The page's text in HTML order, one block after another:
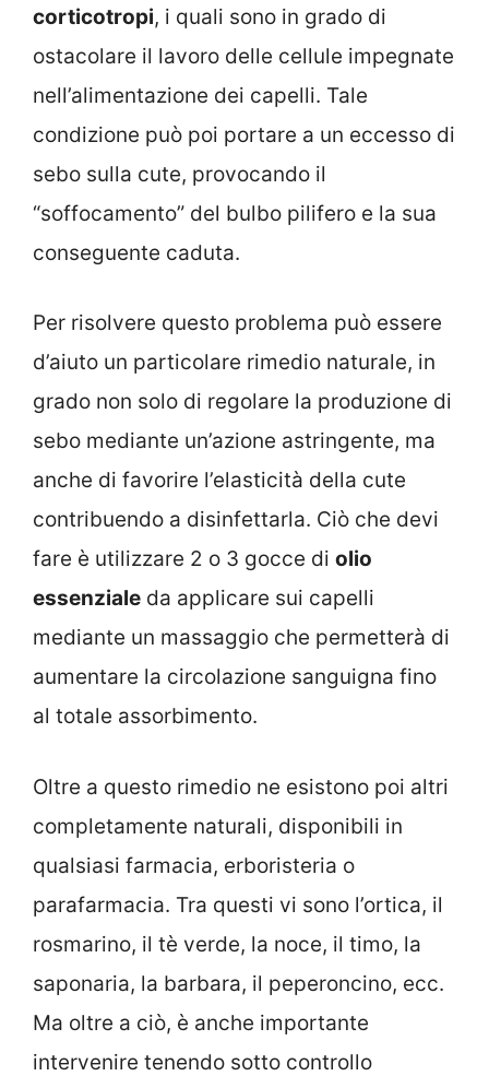
corticotropi, i quali sono in grado di
ostacolare il lavoro delle cellule impegnate
nell’alimentazione dei capelli. Tale
condizione può poi portare a un eccesso di
sebo sulla cute, provocando il
“soffocamento” del bulbo pilifero e la sua
conseguente caduta.
Per risolvere questo problema può essere
d’aiuto un particolare rimedio naturale, in
grado non solo di regolare la produzione di
sebo mediante un’azione astringente, ma
anche di favorire l’elasticità della cute
contribuendo a disinfettarla. Ciò che devi
fare è utilizzare 2 o 3 gocce di olio
essenziale da applicare sui capelli
mediante un massaggio che permetterà di
aumentare la circolazione sanguigna fino
al totale assorbimento.
Oltre a questo rimedio ne esistono poi altri
completamente naturali, disponibili in
qualsiasi farmacia, erboristeria o
parafarmacia. Tra questi vi sono l’ortica, il
rosmarino, il tè verde, la noce, il timo, la
saponaria, la barbara, il peperoncino, ecc.
Ma oltre a ciò, è anche importante
intervenire tenendo sotto controllo